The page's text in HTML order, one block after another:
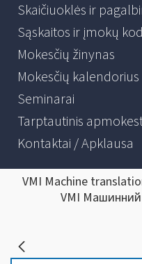
Skaičiuoklės ir
Sąskaitos ir įmokų
Mokesčių žinynas
Mokesčių kalendorius
Seminarai
Tarptautinis
Kontaktai / Apklausa
VMI Machine
VMI